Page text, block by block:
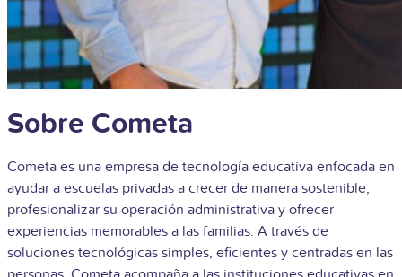
Sobre Cometa
Cometa es una empresa de tecnología educativa enfocada en
ayudar a escuelas privadas a crecer de manera sostenible,
profesionalizar su operación administrativa y ofrecer
experiencias memorables a las familias. A través de
soluciones tecnológicas simples, eficientes y centradas en las